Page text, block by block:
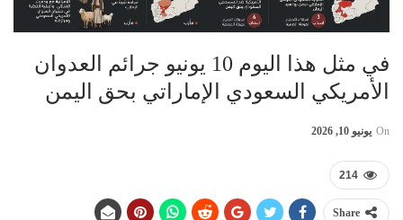
في مثل هذا اليوم 10 يونيو جرائم العدوان
الأمريكي السعودي الإماراتي بحق اليمن
On يونيو 10, 2026
214
Share